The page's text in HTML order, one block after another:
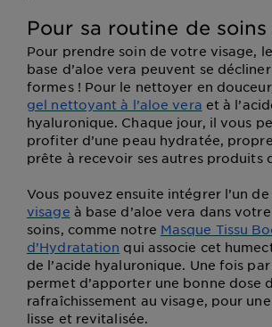
Pour sa routine de
Pour prendre soin de votre visage,
base d’aloe vera peuvent se
formes ! Pour le nettoyer en
gel nettoyant à l’aloe vera et à
hyaluronique. Chaque jour, il vous
profiter d’une peau hydratée,
prête à recevoir ses autres produits
Vous pouvez ensuite intégrer l’un de
visage à base d’aloe vera dans
soins, comme notre Masque Tissu
d’Hydratation qui associe cet
de l’acide hyaluronique. Une fois
permet d’apporter une bonne dose
rafraîchissement au visage, pour
lisse et revitalisée.